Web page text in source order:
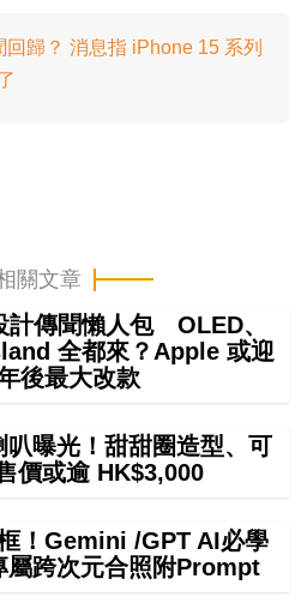
回歸？ 消息指 iPhone 15 系列
關文章
傳聞懶人包 OLED、
全都來？Apple 或迎
後最大改款
曝光！甜甜圈造型、可
價或逾 HK$3,000
！Gemini /GPT AI必學
屬跨次元合照附Prompt